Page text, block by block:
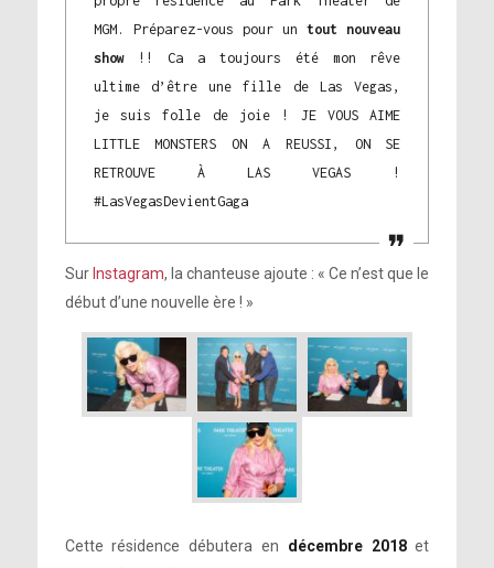
MGM. Préparez-vous pour untout nouveau
show!! Ca a toujours été mon rêve
ultime d’être une fille de Las Vegas,
je suis folle de joie ! JE VOUS AIME
LITTLE MONSTERS ON A REUSSI, ON SE
RETROUVE À LAS VEGAS !
#LasVegasDevientGaga
Sur Instagram, la chanteuse ajoute : « Ce n’est que le
début d’une nouvelle ère ! »
Cette résidence débutera en décembre 2018et